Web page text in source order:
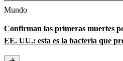
Mundo
Confirman las primeras muertes
EE. UU.: esta es la bacteria que